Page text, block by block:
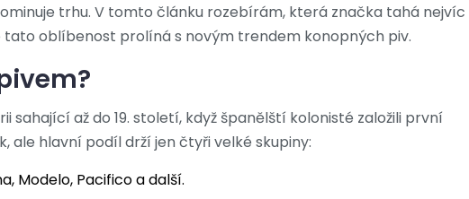
trhu. V tomto článku rozebírám, která značka tahá nejvíc
tato oblíbenost prolíná s novým trendem konopných piv.
sahající až do 19. století, když španělští kolonisté založili první
ale hlavní podíl drží jen čtyři velké skupiny:
Modelo, Pacifico a další.